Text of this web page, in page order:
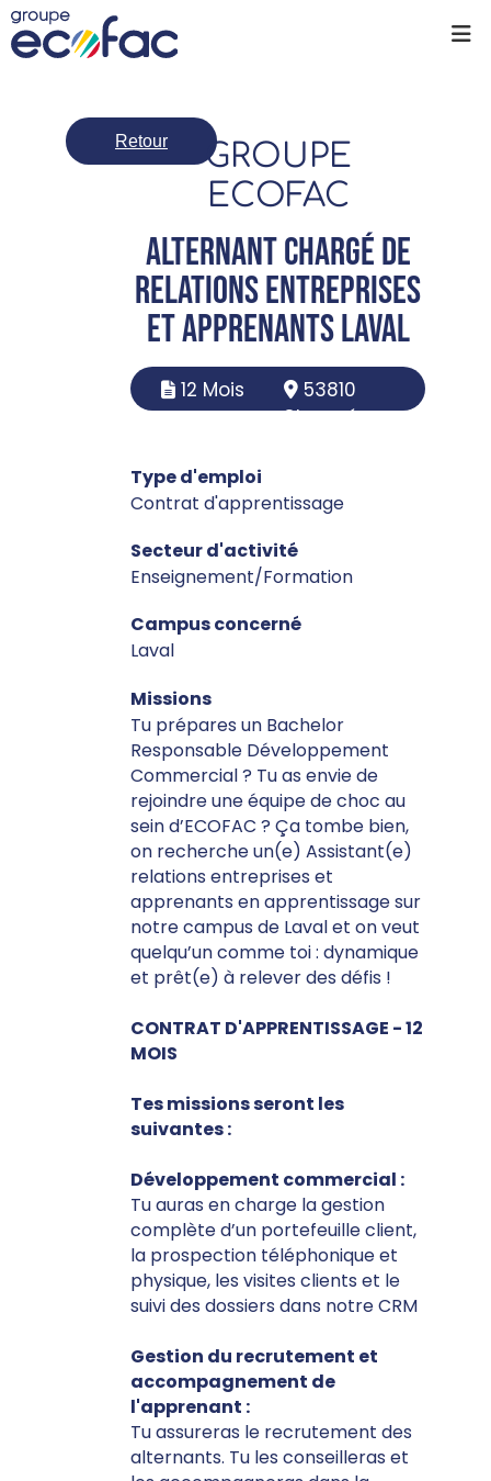
Retour
GROUPE
ECOFAC
Alternant chargé de
relations entreprises
et apprenants Laval
12 Mois
53810
Changé
Type d'emploi
Contrat d'apprentissage
Secteur d'activité
Enseignement/Formation
Campus concerné
Laval
Missions
Tu prépares un Bachelor
Responsable Développement
Commercial ? Tu as envie de
rejoindre une équipe de choc au
sein d’ECOFAC ? Ça tombe bien,
on recherche un(e) Assistant(e)
relations entreprises et
apprenants en apprentissage sur
notre campus de Laval et on veut
quelqu’un comme toi : dynamique
et prêt(e) à relever des défis !
CONTRAT D'APPRENTISSAGE - 12
MOIS
Tes missions seront les
suivantes :
Développement commercial :
Tu auras en charge la gestion
complète d’un portefeuille client,
la prospection téléphonique et
physique, les visites clients et le
suivi des dossiers dans notre CRM
Gestion du recrutement et
accompagnement de
l'apprenant :
Tu assureras le recrutement des
alternants. Tu les conseilleras et